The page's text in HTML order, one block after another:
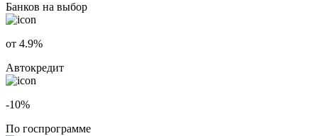
Банков на выбор
от 4.9%
Автокредит
-10%
По госпрограмме